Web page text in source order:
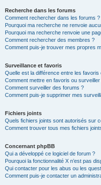
Recherche dans les forums
Comment rechercher dans les forums ?
Pourquoi ma recherche ne renvoie
Pourquoi ma recherche renvoie une
Comment rechercher des membres ?
Comment puis-je trouver mes propres
Surveillance et favoris
Quelle est la différence entre les favoris
Comment mettre en favoris ou
Comment surveiller des forums ?
Comment puis-je supprimer mes
Fichiers joints
Quels fichiers joints sont autorisés sur
Comment trouver tous mes fichiers
Concernant phpBB
Qui a développé ce logiciel de forum ?
Pourquoi la fonctionnalité X n’est pas
Qui contacter pour les abus ou les
Comment puis-je contacter un